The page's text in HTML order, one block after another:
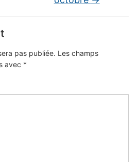
pas publiée. Les champs
avec *